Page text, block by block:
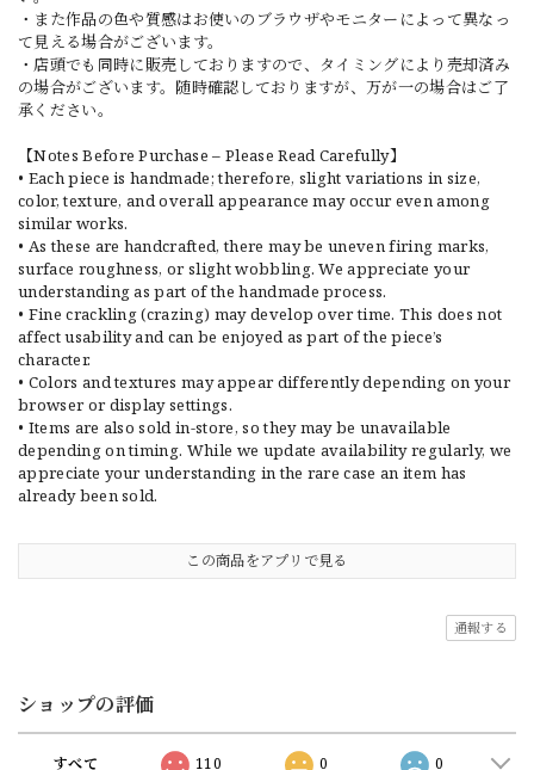
・また作品の色や質感はお使いのブラウザやモニターによって異なっ
て見える場合がございます。
・店頭でも同時に販売しておりますので、タイミングにより売却済み
の場合がございます。随時確認しておりますが、万が一の場合はご了
承ください。
【Notes Before Purchase – Please Read Carefully】
• Each piece is handmade; therefore, slight variations in size,
color, texture, and overall appearance may occur even among
similar works.
• As these are handcrafted, there may be uneven firing marks,
surface roughness, or slight wobbling. We appreciate your
understanding as part of the handmade process.
• Fine crackling (crazing) may develop over time. This does not
affect usability and can be enjoyed as part of the piece’s
character.
• Colors and textures may appear differently depending on your
browser or display settings.
• Items are also sold in-store, so they may be unavailable
depending on timing. While we update availability regularly, we
appreciate your understanding in the rare case an item has
already been sold.
この商品をアプリで見る
通報する
ショップの評価
すべて 110 0 0